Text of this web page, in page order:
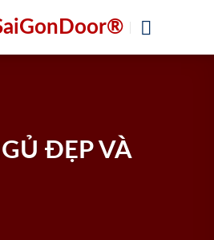
ĐẸP VÀ